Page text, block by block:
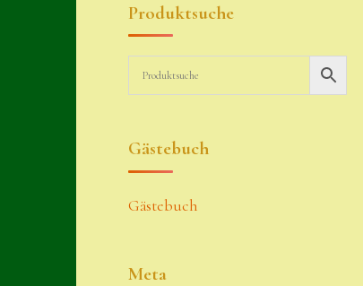
Produktsuche
Gästebuch
Gästebuch
Meta